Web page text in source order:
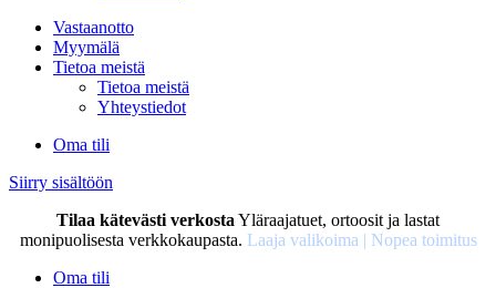
Vastaanotto
Myymälä
Tietoa meistä
Tietoa meistä
Yhteystiedot
Oma tili
Siirry sisältöön
Tilaa kätevästi verkosta Yläraajatuet, ortoosit ja lastat
monipuolisesta verkkokaupasta. Laaja valikoima | Nopea toimitus
Oma tili